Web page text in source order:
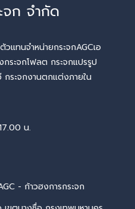
จก จำกัด
แทนจำหน่ายกระจกAGCเอ
ระจกโฟลต กระจกแปรรูป
กระจกงานตกแต่งภายใน
น.
- ก้าวฮงการกระจก